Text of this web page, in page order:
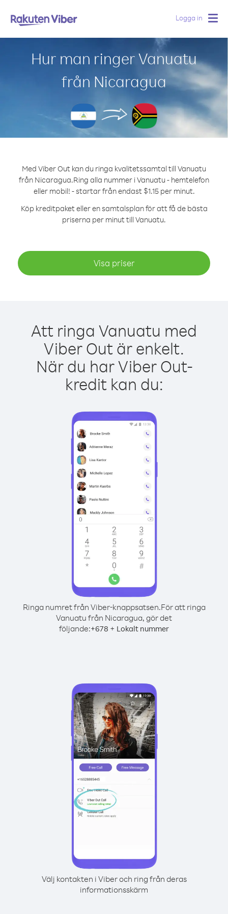
Logga in
Hur man ringer Vanuatu
från Nicaragua
Med Viber Out kan du ringa kvalitetssamtal till Vanuatu
från Nicaragua.Ring alla nummer i Vanuatu - hemtelefon
eller mobil! - startar från endast $1.15 per minut.
Köp kreditpaket eller en samtalsplan för att få de bästa
priserna per minut till Vanuatu.
Visa priser
Att ringa Vanuatu med
Viber Out är enkelt.
När du har Viber Out-
kredit kan du:
Ringa numret från Viber-knappsatsen.För att ringa
Vanuatu från Nicaragua, gör det
följande:+678 + Lokalt nummer
Välj kontakten i Viber och ring från deras
informationsskärm